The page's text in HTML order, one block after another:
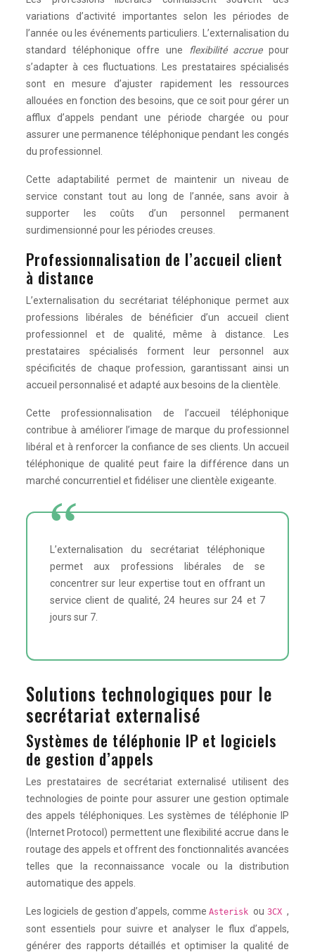
variations d’activité importantes selon les périodes de
l’année ou les événements particuliers. L’externalisation du
standard téléphonique offre une
flexibilité accruepour
s’adapter à ces fluctuations. Les prestataires spécialisés
sont en mesure d’ajuster rapidement les ressources
allouées en fonction des besoins, que ce soit pour gérer un
afflux d’appels pendant une période chargée ou pour
assurer une permanence téléphonique pendant les congés
du professionnel.
Cette adaptabilité permet de maintenir un niveau de
service constant tout au long de l’année, sans avoir à
supporter les coûts d’un personnel permanent
surdimensionné pour les périodes creuses.
Professionnalisation de l’accueil client
à distance
L’externalisation du secrétariat téléphonique permet aux
professions libérales de bénéficier d’un accueil client
professionnel et de qualité, même à distance. Les
prestataires spécialisés forment leur personnel aux
spécificités de chaque profession, garantissant ainsi un
accueil personnalisé et adapté aux besoins de la clientèle.
Cette professionnalisation de l’accueil téléphonique
contribue à améliorer l’image de marque du professionnel
libéral et à renforcer la confiance de ses clients. Un accueil
téléphonique de qualité peut faire la différence dans un
marché concurrentiel et fidéliser une clientèle exigeante.
L’externalisation du secrétariat téléphonique
permet aux professions libérales de se
concentrer sur leur expertise tout en offrant un
service client de qualité, 24 heures sur 24 et 7
jours sur 7.
Solutions technologiques pour le
secrétariat externalisé
Systèmes de téléphonie IP et logiciels
de gestion d’appels
Les prestataires de secrétariat externalisé utilisent des
technologies de pointe pour assurer une gestion optimale
des appels téléphoniques. Les systèmes de téléphonie IP
(Internet Protocol) permettent une flexibilité accrue dans le
routage des appels et offrent des fonctionnalités avancées
telles que la reconnaissance vocale ou la distribution
automatique des appels.
Les logiciels de gestion d’appels, comme Asteriskou 3CX,
sont essentiels pour suivre et analyser le flux d’appels,
générer des rapports détaillés et optimiser la qualité de